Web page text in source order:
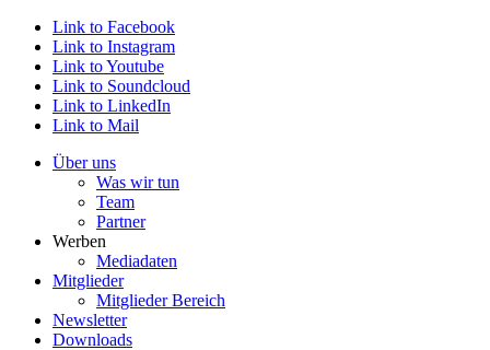
Link to Facebook
Link to Instagram
Link to Youtube
Link to Soundcloud
Link to LinkedIn
Link to Mail
Über uns
Was wir tun
Team
Partner
Werben
Mediadaten
Mitglieder
Mitglieder Bereich
Newsletter
Downloads